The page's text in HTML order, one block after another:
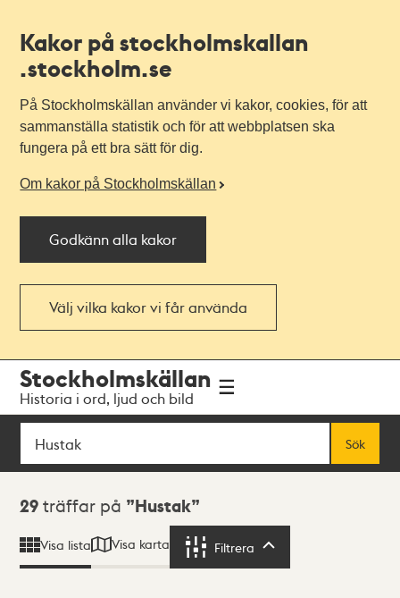
Kakor på stockholmskallan
.stockholm.se
På Stockholmskällan använder vi kakor, cookies, för att
sammanställa statistik och för att webbplatsen ska
fungera på ett bra sätt för dig.
Om kakor på Stockholmskällan
Godkänn alla kakor
Välj vilka kakor vi får använda
navigationen
huvudinnehållet
Stockholmskällan
Historia i ord, ljud och bild
Sök
Sök
Sökresultat
29 träffar på Hustak
Visa lista Visa karta Filtrera